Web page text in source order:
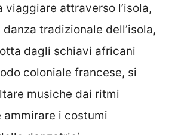
viaggiare attraverso l’isola,
tradizionale dell’isola,
dagli schiavi africani
coloniale francese, si
musiche dai ritmi
i costumi